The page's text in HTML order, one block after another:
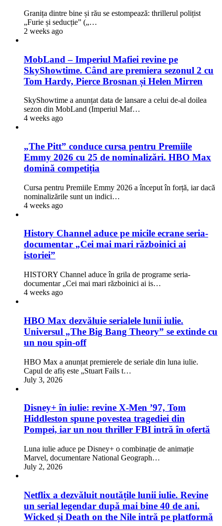
Granița dintre bine și rău se estompează: thrillerul polițist
„Furie și seducție” („…
2 weeks ago
MobLand – Imperiul Mafiei revine pe
SkyShowtime. Când are premiera sezonul 2 cu
Tom Hardy, Pierce Brosnan și Helen Mirren
SkyShowtime a anunțat data de lansare a celui de-al doilea
sezon din MobLand (Imperiul Maf…
4 weeks ago
„The Pitt” conduce cursa pentru Premiile
Emmy 2026 cu 25 de nominalizări. HBO Max
domină competiția
Cursa pentru Premiile Emmy 2026 a început în forță, iar dacă
nominalizările sunt un indici…
4 weeks ago
History Channel aduce pe micile ecrane seria-
documentar „Cei mai mari războinici ai
istoriei”
HISTORY Channel aduce în grila de programe seria-
documentar „Cei mai mari războinici ai is…
4 weeks ago
HBO Max dezvăluie serialele lunii iulie.
Universul „The Big Bang Theory” se extinde cu
un nou spin-off
HBO Max a anunțat premierele de seriale din luna iulie.
Capul de afiș este „Stuart Fails t…
July 3, 2026
Disney+ în iulie: revine X-Men ’97, Tom
Hiddleston spune povestea tragediei din
Pompei, iar un nou thriller FBI intră în ofertă
Luna iulie aduce pe Disney+ o combinație de animație
Marvel, documentare National Geograph…
July 2, 2026
Netflix a dezvăluit noutățile lunii iulie. Revine
un serial legendar după mai bine 40 de ani.
Wicked și Death on the Nile intră pe platformă